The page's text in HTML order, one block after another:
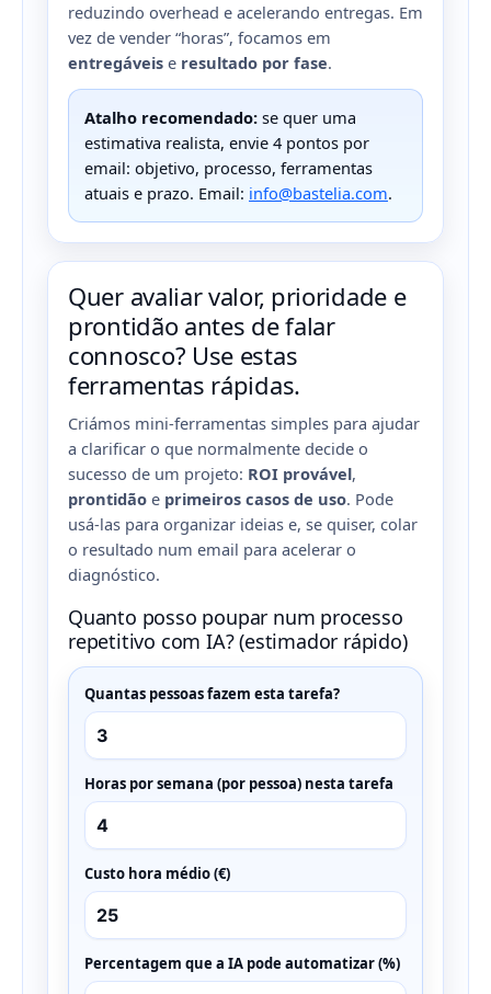
reduzindo overhead e acelerando entregas. Em
vez de vender “horas”, focamos em
entregáveis e resultado por fase.
Atalho recomendado: se quer uma
estimativa realista, envie 4 pontos por
email: objetivo, processo, ferramentas
atuais e prazo. Email: info@bastelia.com.
Quer avaliar valor, prioridade e
prontidão antes de falar
connosco? Use estas
ferramentas rápidas.
Criámos mini-ferramentas simples para ajudar
a clarificar o que normalmente decide o
sucesso de um projeto: ROI provável,
prontidão e primeiros casos de uso. Pode
usá-las para organizar ideias e, se quiser, colar
o resultado num email para acelerar o
diagnóstico.
Quanto posso poupar num processo
repetitivo com IA? (estimador rápido)
Quantas pessoas fazem esta tarefa?
Horas por semana (por pessoa) nesta tarefa
Custo hora médio (€)
Percentagem que a IA pode automatizar (%)